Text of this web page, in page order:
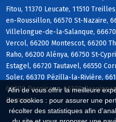
Afin de vous offrir la meilleure
des cookies : pour assurer une
récolter des statistiques afin
Fitou, 11370 Leucate, 11510
en-Roussillon, 66570 St-Nazaire,
Villelongue-de-la-Salanque,
Vercol, 66200 Montescot, 66200
Raho, 66200 Alénya, 66750 St-
Estagel, 66720 Tautavel, 66550
Soler, 66370 Pézilla-la-Rivière,
66000 Perpignan, 66100
Bompas